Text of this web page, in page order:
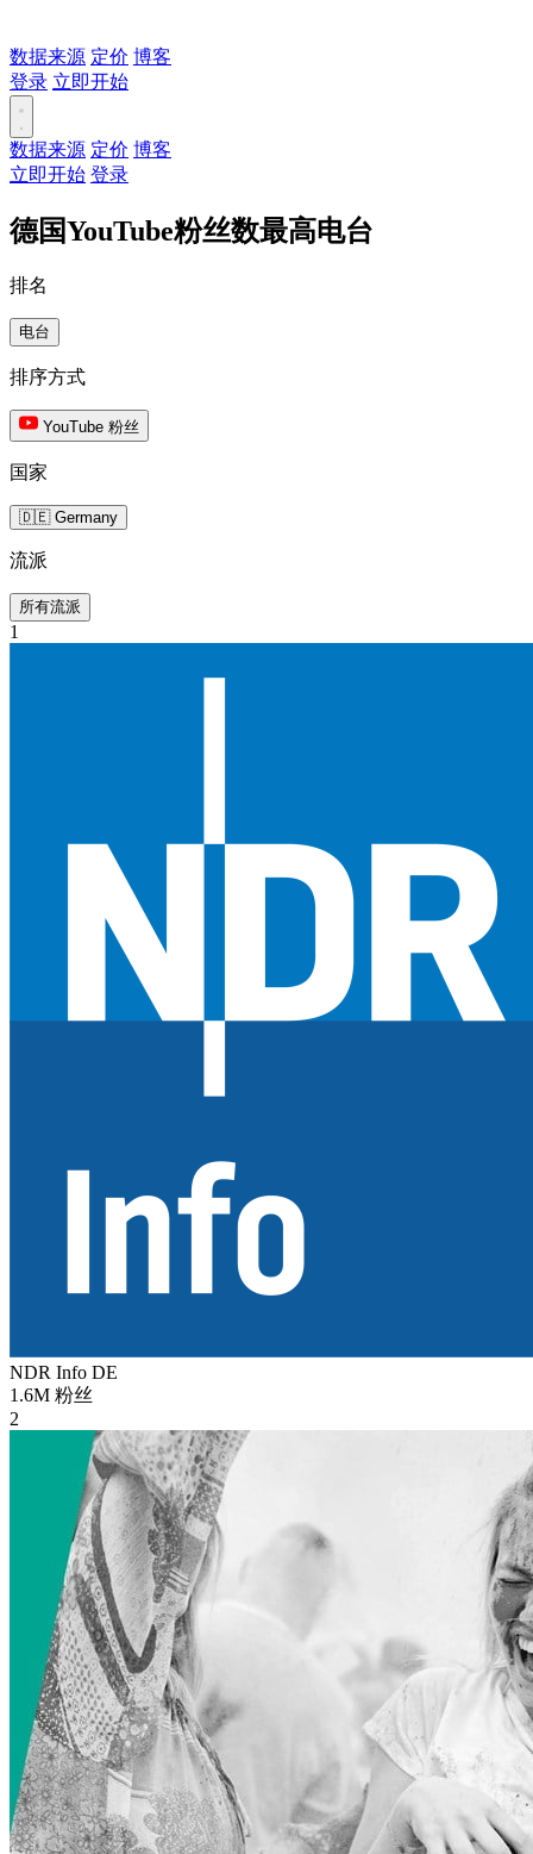
数据来源 定价 博客
登录 立即开始
数据来源 定价 博客
立即开始 登录
德国YouTube粉丝数最高电台
排名
电台
排序方式
YouTube 粉丝
国家
🇩🇪 Germany
流派
所有流派
1
NDR Info DE
1.6M 粉丝
2